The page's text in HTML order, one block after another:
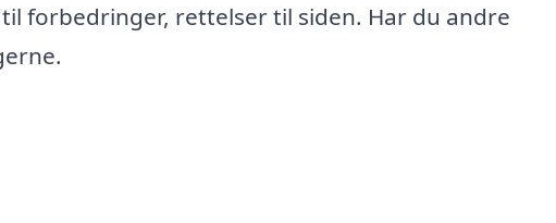
forbedringer, rettelser til siden. Har du andre